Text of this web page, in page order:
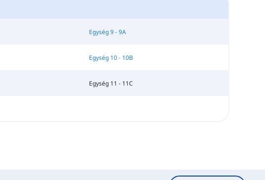
Egység 9 - 9A
Egység 10 - 10B
Egység 11 - 11C